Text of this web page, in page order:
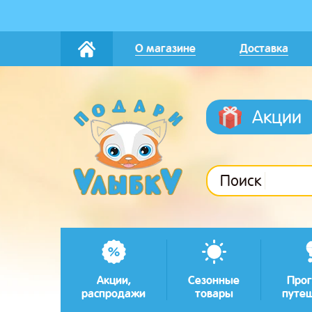
О магазине Доставка
Акции
Поиск
Акции,
распродажи
Сезонные
товары